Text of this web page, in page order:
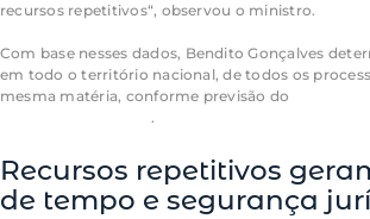
recursos repetitivos“, observou o ministro.
Com base nesses dados, Bendito Gonçalves
em todo o território nacional, de todos os
mesma matéria, conforme previsão do
.
Recursos repetitivos
de tempo e segurança